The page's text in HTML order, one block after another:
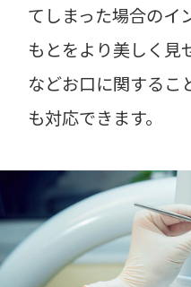
てしまった場合のイ
もとをより美しく見
などお口に関するこ
も対応できます。